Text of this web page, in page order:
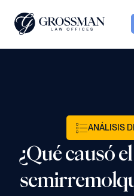
Resultados
ANÁLISIS
¿Qué causó